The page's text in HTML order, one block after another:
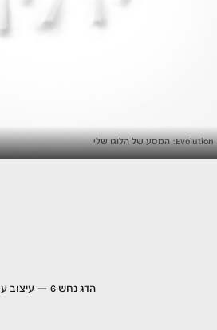
Evolution: המסע של הלוגו שלי
הדג נחש 6 — עיצוב עטיפת האלבום השישי